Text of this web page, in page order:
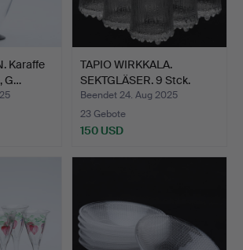
Karaffe
G…
TAPIO WIRKKALA.
SEKTGLÄSER. 9 Stck.
„Ultim…
Beendet 24. Aug 2025
23 Gebote
150 USD